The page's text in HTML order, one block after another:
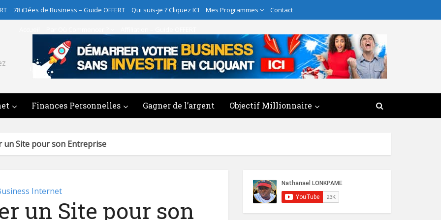
78 iDées de Business – Guide OFFERT Qui suis-je ? Cliquez ICI Mes Programmes Contact
78 iDées de Business – Guide OFFERT
Qui suis-je ? Cliquez ICI Mes Programmes Contact
Finances Personnelles Gagner de l’argent Objectif Millionnaire
un Site pour son Entreprise
Internet
un Site pour son